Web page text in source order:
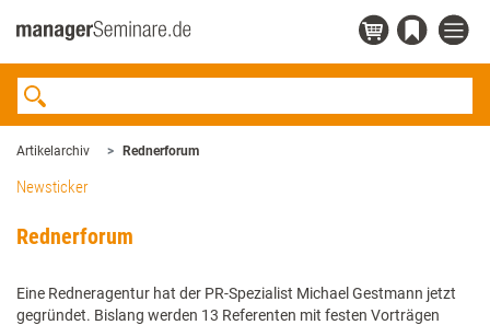
Artikelarchiv Rednerforum
Newsticker
Rednerforum
Eine Redneragentur hat der PR-Spezialist Michael Gestmann jetzt
gegründet. Bislang werden 13 Referenten mit festen Vorträgen